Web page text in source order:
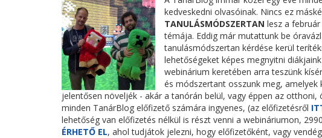
kedveskedni olvasóinak. Nincs ez
TANULÁSMÓDSZERTAN lesz a
témája. Eddig már mutattunk be
tanulásmódszertan kérdése kerül
lehetőségeket képes megnyitni
webinárium keretében arra teszünk
és módszertant osszunk meg,
jelentősen növeljék - akár a tanórán belül, vagy éppen az
minden TanárBlog előfizető számára ingyenes, (az előfizetésről
lehetőség van előfizetés nélkül is részt venni a webináriumon,
ÉRHETŐ EL, ahol tudjátok jelezni, hogy előfizetőként, vagy